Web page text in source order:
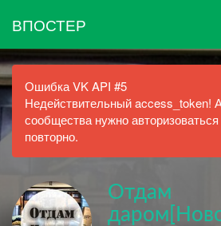
ВПОСТЕР
Ошибка VK API #5
Недействительный access_token!
сообщества нужно
повторно.
Отдам